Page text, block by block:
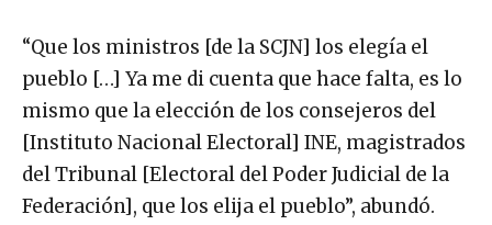
“Que los ministros [de la SCJN] los elegía el
pueblo […] Ya me di cuenta que hace falta, es lo
mismo que la elección de los consejeros del
[Instituto Nacional Electoral] INE, magistrados
del Tribunal [Electoral del Poder Judicial de la
Federación], que los elija el pueblo”, abundó.